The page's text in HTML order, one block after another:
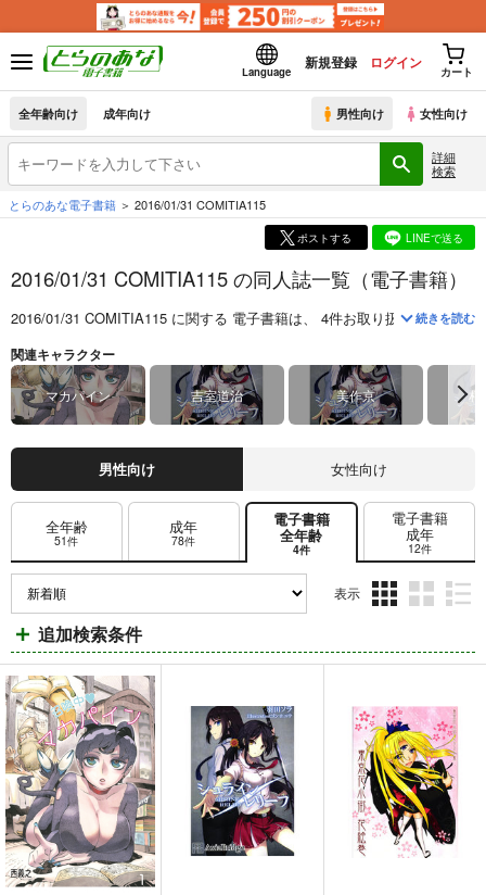
Language
新規登録 ログイン
カート
全年齢向け 成年向け 男性向け 女性向け
詳細
検索
とらのあな電子書籍 2016/01/31 COMITIA115
ポストする LINEで送る
2016/01/31 COMITIA115 の同人誌一覧（電子書籍）
2016/01/31 COMITIA115 に関する 電子書籍は、 4件お取り扱いがござい
続きを読む
関連キャラクター
マカパイン 吉室道治 美作京 朽
男性向け 女性向け
全年齢
51件
成年
78件
電子書籍
全年齢
4件
電子書籍
成年
12件
表示
ム
表
ム
表
ム
表
追加検索条件